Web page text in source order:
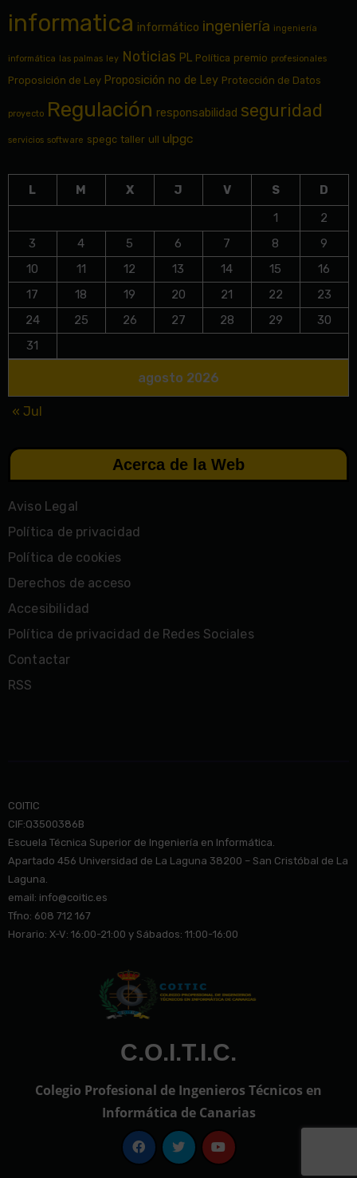
informatica informático ingeniería ingeniería
informática las palmas ley Noticias PL Política premio profesionales
Proposición de Ley Proposición no de Ley Protección de Datos
proyecto Regulación responsabilidad seguridad
servicios software spegc taller ull ulpgc
agosto 2026
L M X J V S
D
1
2
3
4 5 6 7 8
9
10
11 12 13 14 15
16
17
18 19 20 21 22
23
24
25 26 27 28 29
30
31
« Jul
Acerca de la Web
Aviso Legal
Política de privacidad
Política de cookies
Derechos de acceso
Accesibilidad
Política de privacidad de Redes Sociales
Contactar
RSS
COITIC
CIF:Q3500386B
Escuela Técnica Superior de Ingeniería en Informática.
Apartado 456 Universidad de La Laguna 38200 – San Cristóbal de La
Laguna.
email: info@coitic.es
Tfno: 608 712 167
Horario: X-V: 16:00-21:00 y Sábados: 11:00-16:00
C.O.I.T.I.C.
Colegio Profesional de Ingenieros Técnicos en
Informática de Canarias